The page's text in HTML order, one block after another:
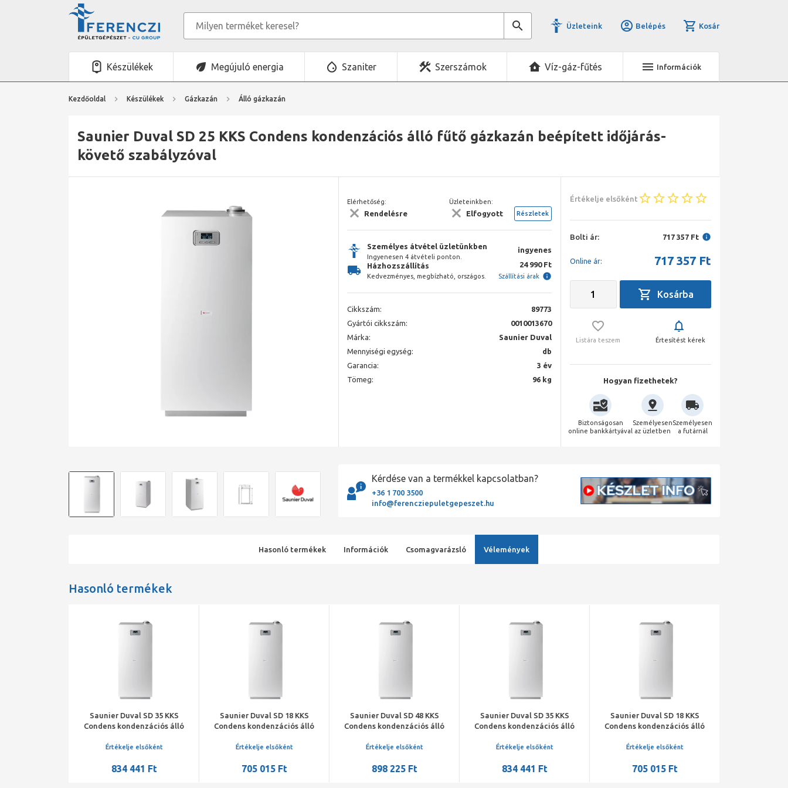
Üzleteink Belépés Kosár
Készülékek Megújuló energia Szaniter Szerszámok Víz-gáz-fűtés Információk
Kezdőoldal Készülékek Gázkazán Álló gázkazán
Saunier Duval SD 25 KKS Condens kondenzációs álló fűtő gázkazán beépített időjárás-
követő szabályzóval
Elérhetőség:
Rendelésre
Üzleteinkben:
Elfogyott Részletek
Személyes átvétel üzletünkben
Ingyenesen 4 átvételi ponton.
ingyenes
Házhozszállítás
Kedvezményes, megbízható, országos.
24 990 Ft
Szállítási árak
Cikkszám:
89773
Gyártói cikkszám:
0010013670
Márka:
Saunier Duval
Mennyiségi egység:
db
Garancia:
3 év
Tömeg:
96 kg
Értékelje elsőként
Bolti ár: 717 357 Ft
Online ár: 717 357 Ft
Listára teszem Értesítést kérek
Hogyan fizethetek?
Biztonságosan
online bankkártyával
Személyesen
az üzletben
Személyesen
a futárnál
Kérdése van a termékkel kapcsolatban?
+36 1 700 3500
info@ferencziepuletgepeszet.hu
Hasonló termékek Információk Csomagvarázsló Vélemények
Hasonló termékek
Saunier Duval SD 35 KKS
Condens kondenzációs álló
időjárás-követő szabályzóval
Értékelje elsőként
834 441 Ft
Saunier Duval SD 18 KKS
Condens kondenzációs álló
időjárás-követő szabályzóval
Értékelje elsőként
705 015 Ft
Saunier Duval SD 48 KKS
Condens kondenzációs álló
időjárás-követő szabályzóval
Értékelje elsőként
898 225 Ft
Saunier Duval SD 35 KKS
Condens kondenzációs álló
időjárás-követő szabályzóval
Értékelje elsőként
834 441 Ft
Saunier Duval SD 18 KKS
Condens kondenzációs álló
időjárás-követő szabályzóval
Értékelje elsőként
705 015 Ft